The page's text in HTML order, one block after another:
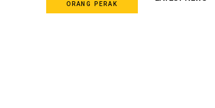
ORANG PERAK